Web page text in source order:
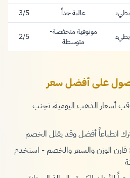
بطيء عالية جداً 3/5
بطيء
موثوقية منخفضة-
متوسطة
2/5
أسعار الذهب اليومية، تجنب
انطباعاً أفضل وقد يقلل الخصم
قارن الوزن والسعر والخصم - استخدم